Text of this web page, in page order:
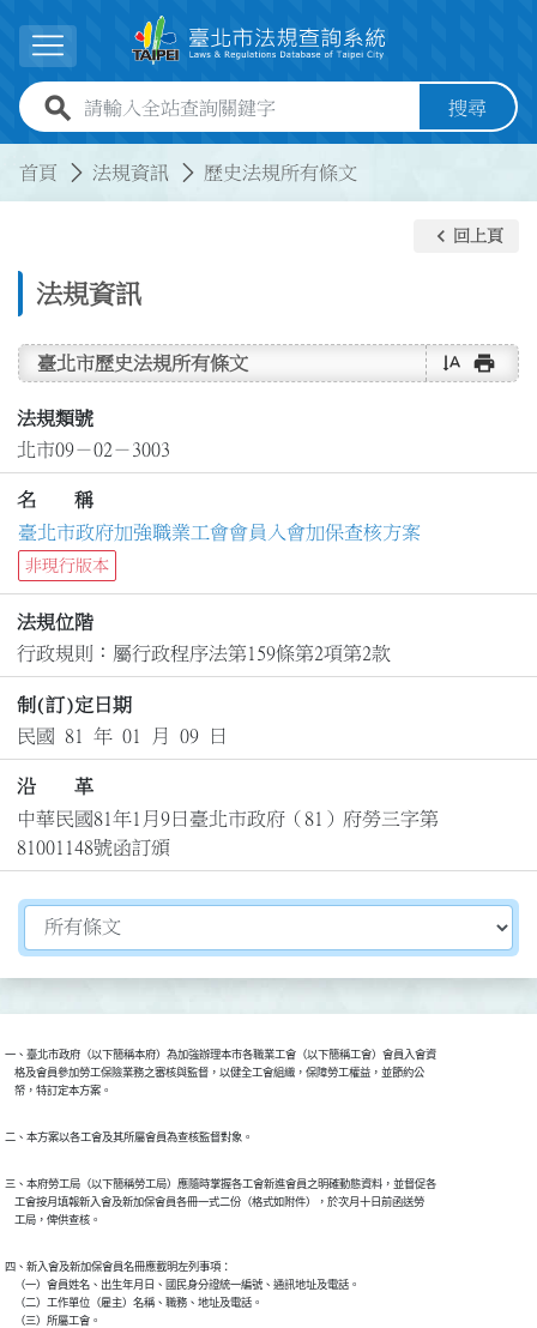
展開選單
全站查詢關鍵字欄位 搜尋
首頁 法規資訊 歷史法規所有條文
法規資訊
keyboard_arrow_left 回上頁
臺北市歷史法規所有條文 text_rotate_vertical print
法規類號
北市09－02－3003
名 稱
臺北市政府加強職業工會會員入會加保查核方案
非現行版本
法規位階
行政規則：屬行政程序法第159條第2項第2款
制(訂)定日期
民國 81 年 01 月 09 日
沿 革
中華民國81年1月9日臺北市政府（81）府勞三字第
81001148號函訂頒
切換選擇法規資訊內容
一、臺北市政府（以下簡稱本府）為加強辦理本市各職業工會（以下簡稱工會）會員入會資
    格及會員參加勞工保險業務之審核與監督，以健全工會組織，保障勞工權益，並節約公
    帑，特訂定本方案。
二、本方案以各工會及其所屬會員為查核監督對象。
三、本府勞工局（以下簡稱勞工局）應隨時掌握各工會新進會員之明確動態資料，並督促各
    工會按月填報新入會及新加保會員各冊一式二份（格式如附件），於次月十日前函送勞
    工局，俾供查核。
四、新入會及新加保會員名冊應載明左列事項：
    （一）會員姓名、出生年月日、國民身分證統一編號、通訊地址及電話。
    （二）工作單位（雇主）名稱、職務、地址及電話。
    （三）所屬工會。